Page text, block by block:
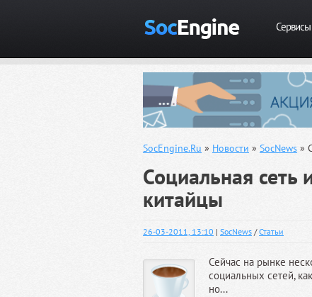
Сервисы
SocEngine.Ru » Новости » SocNews »
Социальная сеть
китайцы
26-03-2011, 13:10 | SocNews /Статьи
Сейчас на рынке
социальных сетей,
но...